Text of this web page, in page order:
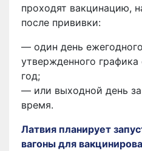
проходят вакцинацию,
после прививки:
— один день
утвержденного
год;
— или выходной день за
время.
Латвия планирует
вагоны для